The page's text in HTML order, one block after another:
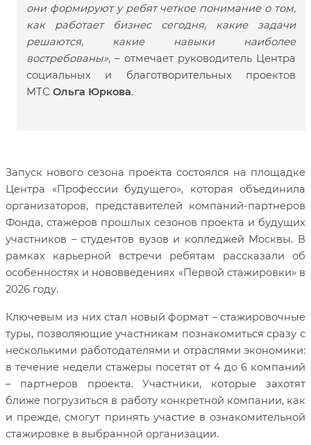
они формируют у ребят четкое понимание о том,
как работает бизнес сегодня, какие задачи
решаются, какие навыки наиболее
востребованы», – отмечает руководитель Центра
социальных и благотворительных проектов
МТС Ольга Юркова.
Запуск нового сезона проекта состоялся на площадке
Центра «Профессии будущего», которая объединила
организаторов, представителей компаний-партнеров
Фонда, стажеров прошлых сезонов проекта и будущих
участников – студентов вузов и колледжей Москвы. В
рамках карьерной встречи ребятам рассказали об
особенностях и нововведениях «Первой стажировки» в
2026 году.
Ключевым из них стал новый формат – стажировочные
туры, позволяющие участникам познакомиться сразу с
несколькими работодателями и отраслями экономики:
в течение недели стажеры посетят от 4 до 6 компаний
– партнеров проекта. Участники, которые захотят
ближе погрузиться в работу конкретной компании, как
и прежде, смогут принять участие в ознакомительной
стажировке в выбранной организации.